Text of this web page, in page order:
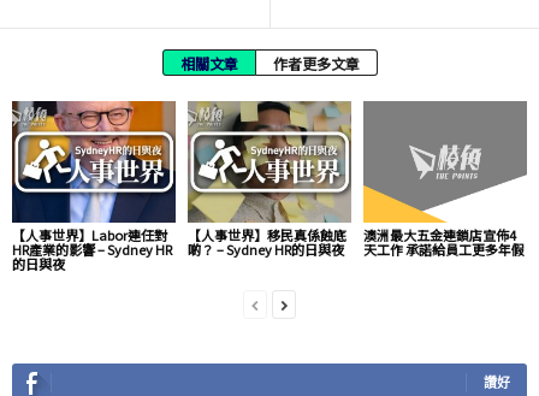
相關文章 作者更多文章
【人事世界】Labor連任對
HR產業的影響 – Sydney HR
的日與夜
【人事世界】移民真係蝕底
啲？ – Sydney HR的日與夜
澳洲最大五金連鎖店宣佈4
天工作 承諾給員工更多年假
讚好